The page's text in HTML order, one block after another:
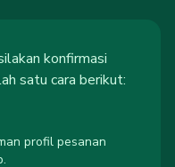
konfirmasi
satu cara berikut:
profil pesanan